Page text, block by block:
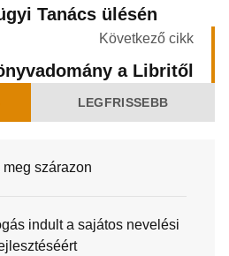
Tanács ülésén
Következő cikk
a Libritől
LEGFRISSEBB
szárazon
indult a sajátos nevelési